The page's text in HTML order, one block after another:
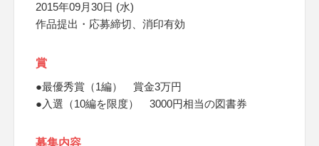
2015年09月30日 (水)
作品提出・応募締切、消印有効
賞
●最優秀賞（1編） 賞金3万円
●入選（10編を限度） 3000円相当の図書券
募集内容